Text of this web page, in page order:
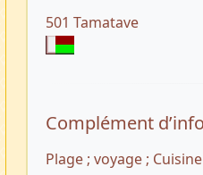
501 Tamatave
Complément
Plage ; voyage ; Cuisine